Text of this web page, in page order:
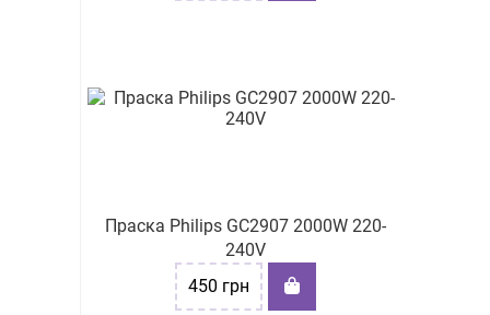
Праска Philips GC2907 2000W 220-
240V
450 грн